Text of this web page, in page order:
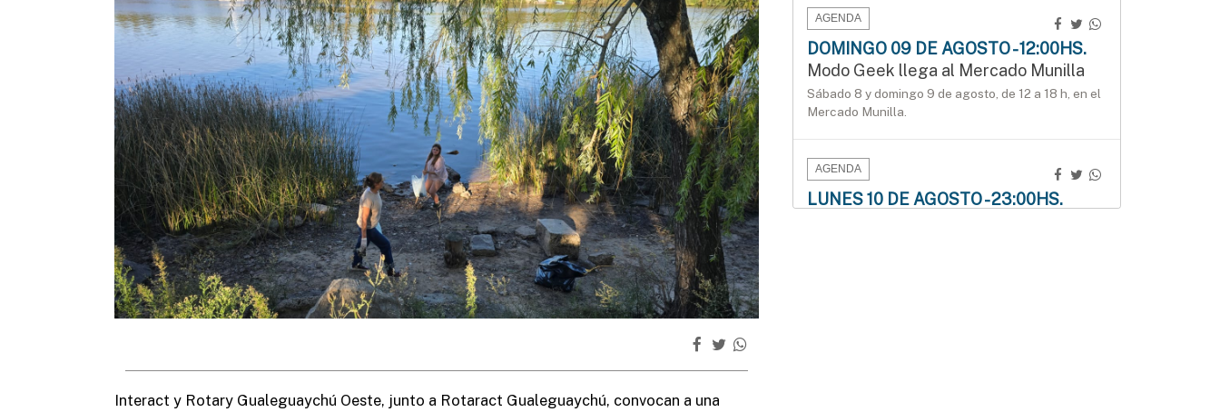
Interact y Rotary Gualeguaychú Oeste, junto a Rotaract Gualeguaychú, convocan a una
AGENDA
DOMINGO 09 DE AGOSTO - 12:00HS.
Modo Geek llega al Mercado Munilla
Sábado 8 y domingo 9 de agosto, de 12 a 18 h, en el
Mercado Munilla.
AGENDA
LUNES 10 DE AGOSTO - 23:00HS.